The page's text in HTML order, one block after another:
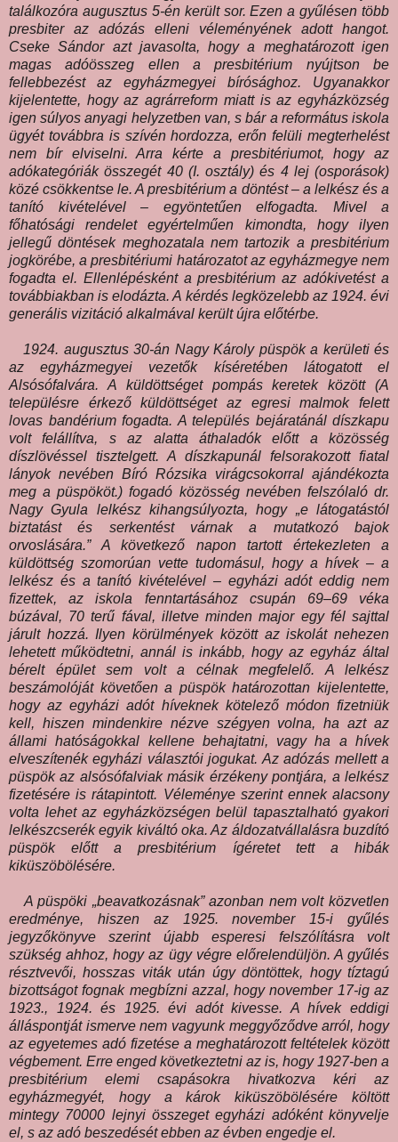
találkozóra augusztus 5-én került sor. Ezen a gyűlésen több
presbiter az adózás elleni véleményének adott hangot.
Cseke Sándor azt javasolta, hogy a meghatározott igen
magas adóösszeg ellen a presbitérium nyújtson be
fellebbezést az egyházmegyei bírósághoz. Ugyanakkor
kijelentette, hogy az agrárreform miatt is az egyházközség
igen súlyos anyagi helyzetben van, s bár a református iskola
ügyét továbbra is szívén hordozza, erőn felüli megterhelést
nem bír elviselni. Arra kérte a presbitériumot, hogy az
adókategóriák összegét 40 (I. osztály) és 4 lej (osporások)
közé csökkentse le. A presbitérium a döntést – a lelkész és a
tanító kivételével – egyöntetűen elfogadta. Mivel a
főhatósági rendelet egyértelműen kimondta, hogy ilyen
jellegű döntések meghozatala nem tartozik a presbitérium
jogkörébe, a presbitériumi határozatot az egyházmegye nem
fogadta el. Ellenlépésként a presbitérium az adókivetést a
továbbiakban is elodázta. A kérdés legközelebb az 1924. évi
generális vizitáció alkalmával került újra előtérbe.
1924. augusztus 30-án Nagy Károly püspök a kerületi és
az egyházmegyei vezetők kíséretében látogatott el
Alsósófalvára. A küldöttséget pompás keretek között (A
településre érkező küldöttséget az egresi malmok felett
lovas bandérium fogadta. A település bejáratánál díszkapu
volt felállítva, s az alatta áthaladók előtt a közösség
díszlövéssel tisztelgett. A díszkapunál felsorakozott fiatal
lányok nevében Bíró Rózsika virágcsokorral ajándékozta
meg a püspököt.) fogadó közösség nevében felszólaló dr.
Nagy Gyula lelkész kihangsúlyozta, hogy „e látogatástól
biztatást és serkentést várnak a mutatkozó bajok
orvoslására.” A következő napon tartott értekezleten a
küldöttség szomorúan vette tudomásul, hogy a hívek – a
lelkész és a tanító kivételével – egyházi adót eddig nem
fizettek, az iskola fenntartásához csupán 69–69 véka
búzával, 70 terű fával, illetve minden major egy fél sajttal
járult hozzá. Ilyen körülmények között az iskolát nehezen
lehetett működtetni, annál is inkább, hogy az egyház által
bérelt épület sem volt a célnak megfelelő. A lelkész
beszámolóját követően a püspök határozottan kijelentette,
hogy az egyházi adót híveknek kötelező módon fizetniük
kell, hiszen mindenkire nézve szégyen volna, ha azt az
állami hatóságokkal kellene behajtatni, vagy ha a hívek
elveszítenék egyházi választói jogukat. Az adózás mellett a
püspök az alsósófalviak másik érzékeny pontjára, a lelkész
fizetésére is rátapintott. Véleménye szerint ennek alacsony
volta lehet az egyházközségen belül tapasztalható gyakori
lelkészcserék egyik kiváltó oka. Az áldozatvállalásra buzdító
püspök előtt a presbitérium ígéretet tett a hibák
kiküszöbölésére.
A püspöki „beavatkozásnak” azonban nem volt közvetlen
eredménye, hiszen az 1925. november 15-i gyűlés
jegyzőkönyve szerint újabb esperesi felszólításra volt
szükség ahhoz, hogy az ügy végre előrelendüljön. A gyűlés
résztvevői, hosszas viták után úgy döntöttek, hogy tíztagú
bizottságot fognak megbízni azzal, hogy november 17-ig az
1923., 1924. és 1925. évi adót kivesse. A hívek eddigi
álláspontját ismerve nem vagyunk meggyőződve arról, hogy
az egyetemes adó fizetése a meghatározott feltételek között
végbement. Erre enged következtetni az is, hogy 1927-ben a
presbitérium elemi csapásokra hivatkozva kéri az
egyházmegyét, hogy a károk kiküszöbölésére költött
mintegy 70000 lejnyi összeget egyházi adóként könyvelje
el, s az adó beszedését ebben az évben engedje el.